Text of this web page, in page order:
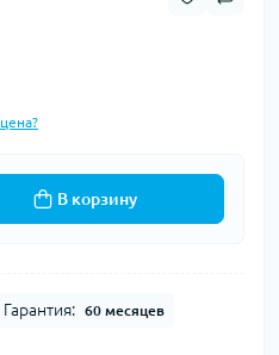
В корзину
Гарантия: 60 месяцев